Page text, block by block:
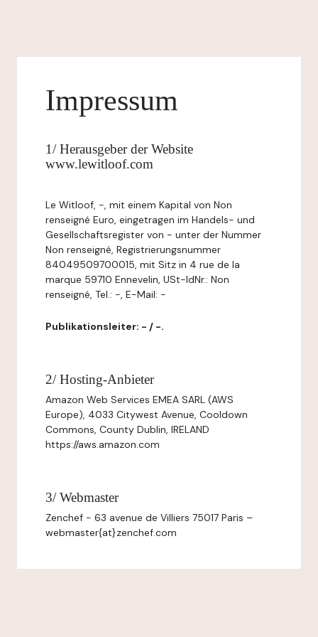
Impressum
1/ Herausgeber der Website
www.lewitloof.com
Le Witloof, -, mit einem Kapital von Non
renseigné Euro, eingetragen im Handels- und
Gesellschaftsregister von - unter der Nummer
Non renseigné, Registrierungsnummer
84049509700015, mit Sitz in 4 rue de la
marque 59710 Ennevelin, USt-IdNr.: Non
renseigné, Tel.: -, E-Mail: -
Publikationsleiter: - / -.
2/ Hosting-Anbieter
Amazon Web Services EMEA SARL (AWS
Europe), 4033 Citywest Avenue, Cooldown
Commons, County Dublin, IRELAND
https://aws.amazon.com
3/ Webmaster
Zenchef - 63 avenue de Villiers 75017 Paris –
webmaster{at}zenchef.com